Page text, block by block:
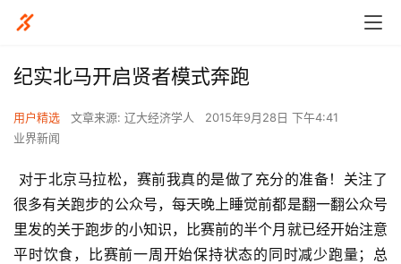
纪实北马开启贤者模式奔跑
用户精选 文章来源: 辽大经济学人
2015年9月28日 下午4:41
业界新闻
对于北京马拉松，赛前我真的是做了充分的准备！关注了
很多有关跑步的公众号，每天晚上睡觉前都是翻一翻公众号
里发的关于跑步的小知识，比赛前的半个月就已经开始注意
平时饮食，比赛前一周开始保持状态的同时减少跑量；总